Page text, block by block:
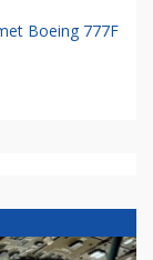
Boeing 777F